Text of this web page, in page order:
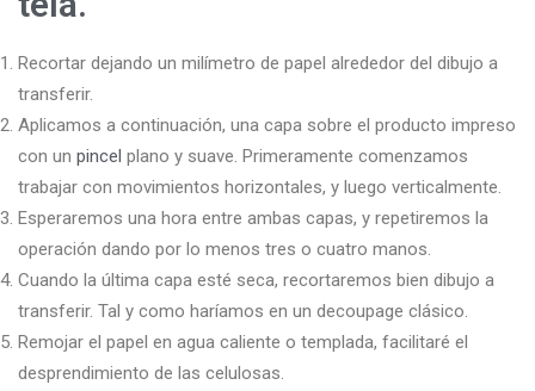
Recortar dejando un milímetro de papel alrededor del dibujo a
transferir.
Aplicamos a continuación, una capa sobre el producto impreso
con un pincel plano y suave. Primeramente comenzamos
trabajar con movimientos horizontales, y luego verticalmente.
Esperaremos una hora entre ambas capas, y repetiremos la
operación dando por lo menos tres o cuatro manos.
Cuando la última capa esté seca, recortaremos bien dibujo a
transferir. Tal y como haríamos en un decoupage clásico.
Remojar el papel en agua caliente o templada, facilitaré el
desprendimiento de las celulosas.